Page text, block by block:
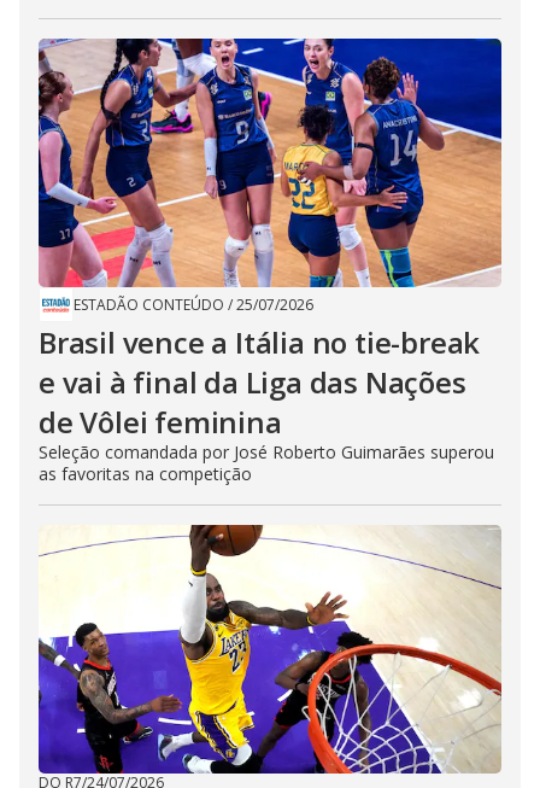
ESTADÃO CONTEÚDO /25/07/2026
Brasil vence a Itália no tie-break
e vai à final da Liga das Nações
de Vôlei feminina
Seleção comandada por José Roberto Guimarães superou
as favoritas na competição
DO R7/24/07/2026